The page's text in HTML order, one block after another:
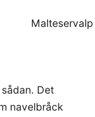
Det
navelbråck